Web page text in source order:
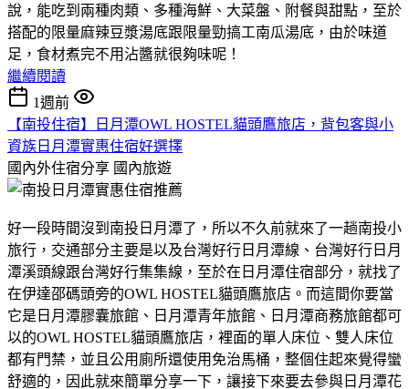
說，能吃到兩種肉類、多種海鮮、大菜盤、附餐與甜點，至於
搭配的限量麻辣豆漿湯底跟限量勁搞工南瓜湯底，由於味道
足，食材煮完不用沾醬就很夠味呢！
繼續閱讀
1週前
【南投住宿】日月潭OWL HOSTEL貓頭鷹旅店，背包客與小
資族日月潭實惠住宿好選擇
國內外住宿分享 國內旅遊
好一段時間沒到南投日月潭了，所以不久前就來了一趟南投小
旅行，交通部分主要是以及台灣好行日月潭線、台灣好行日月
潭溪頭線跟台灣好行集集線，至於在日月潭住宿部分，就找了
在伊達邵碼頭旁的OWL HOSTEL貓頭鷹旅店。而這間你要當
它是日月潭膠囊旅館、日月潭青年旅館、日月潭商務旅館都可
以的OWL HOSTEL貓頭鷹旅店，裡面的單人床位、雙人床位
都有門禁，並且公用廁所還使用免治馬桶，整個住起來覺得蠻
舒適的，因此就來簡單分享一下，讓接下來要去參與日月潭花